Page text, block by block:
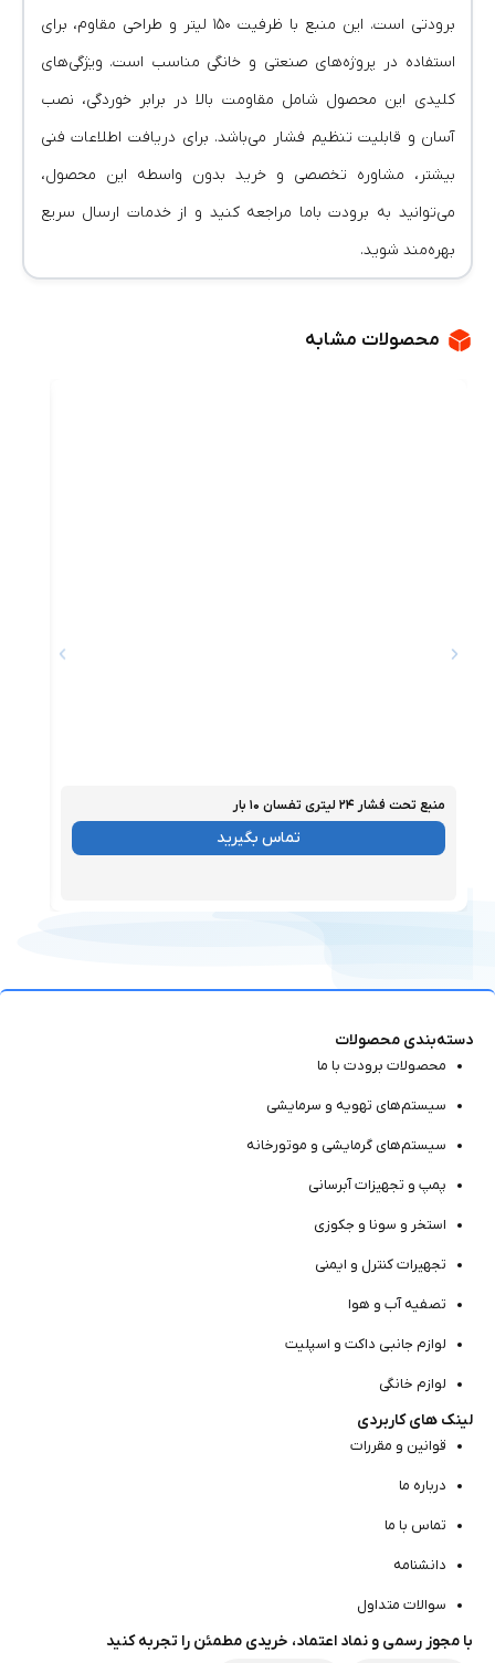
برودتی است. این منبع با ظرفیت ۱۵۰ لیتر و طراحی مقاوم، برای
استفاده در پروژه‌های صنعتی و خانگی مناسب است. ویژگی‌های
کلیدی این محصول شامل مقاومت بالا در برابر خوردگی، نصب
آسان و قابلیت تنظیم فشار می‌باشد. برای دریافت اطلاعات فنی
بیشتر، مشاوره تخصصی و خرید بدون واسطه این محصول،
می‌توانید به برودت باما مراجعه کنید و از خدمات ارسال سریع
بهره‌مند شوید.
محصولات مشابه
منبع تحت فشار ۲۴ لیتری تفسان ۱۰ بار
موجود
تماس بگیرید
دسته‌بندی محصولات
محصولات برودت با ما
سیستم‌های تهویه و سرمایشی
سیستم‌های گرمایشی و موتور‌خانه
پمپ و تجهیزات آبرسانی
استخر و سونا و جکوزی
تجهیرات کنترل و ایمنی
تصفیه آب و هوا
لوازم جانبی داکت و اسپلیت
لوازم خانگی
لینک های کاربردی
قوانین و مقررات
درباره ما
تماس با ما
دانشنامه
سوالات متداول
با مجوز رسمی و نماد اعتماد، خریدی مطمئن را تجربه کنید